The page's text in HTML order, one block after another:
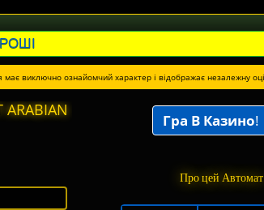
виключно ознайомчий характер і відображає незалежну
Гра В Казино!
Про цей Автомат